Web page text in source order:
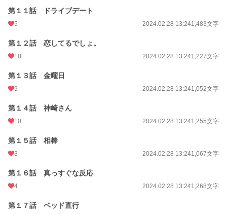
第１１話 ドライブデート
5 2024.02.28 13:241,483文字
第１２話 恋してるでしょ。
10 2024.02.28 13:241,227文字
第１３話 金曜日
9 2024.02.28 13:241,052文字
第１４話 神崎さん
10 2024.02.28 13:241,255文字
第１５話 相棒
3 2024.02.28 13:241,067文字
第１６話 真っすぐな反応
4 2024.02.28 13:241,268文字
第１７話 ベッド直行